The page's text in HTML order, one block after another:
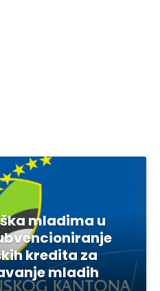
mladima u
kredita za
mladih